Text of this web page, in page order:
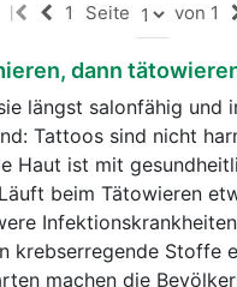
1 Seite von 1
dann
längst salonfähig und
Tattoos sind nicht
Haut ist mit
beim Tätowieren
krebserregende Stoffe
machen die